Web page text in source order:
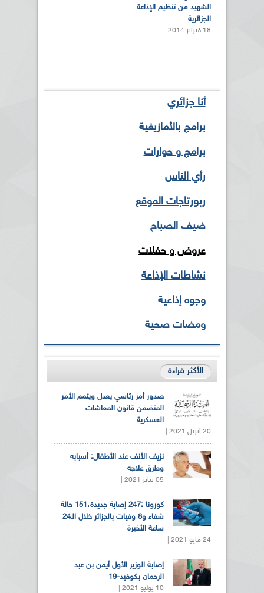
الشهيد من تنظيم الإذاعة
الجزائرية
18 فبراير 2014
أنا جزائري
برامج بالأمازيغية
برامج و حوارات
رأي الناس
ربورتاجات الموقع
ضيف الصباح
عروض و حفلات
نشاطات الإذاعة
وجوه إذاعية
ومضات صحية
الأكثر قراءة
صدور أمر رئاسي يعدل ويتمم الأمر
المتضمن قانون المعاشات
العسكرية
20 أبريل 2021 |
نزيف الأنف عند الأطفال: أسبابه
وطرق علاجه
05 يناير 2021 |
كورونا :247 إصابة جديدة،151 حالة
شفاء و8 وفيات بالجزائر خلال الـ24
ساعة الأخيرة
24 مايو 2021 |
إصابة الوزير الأول أيمن بن عبد
الرحمان بكوفيد-19
10 يوليو 2021 |